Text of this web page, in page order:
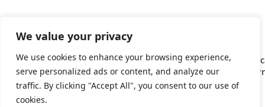
We value your privacy
We use cookies to enhance your browsing experience,
serve personalized ads or content, and analyze our
traffic. By clicking "Accept All", you consent to our use of
cookies.
barbut
1897
Antoni Tàpies. “PEN”, 1978
Pablo
amb